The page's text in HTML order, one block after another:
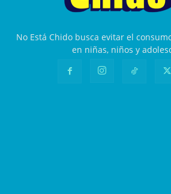
No Está Chido busca evitar el
en niñas, niños y